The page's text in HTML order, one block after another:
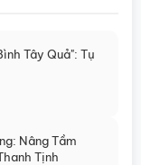
Tây Quả": Tụ
Nâng Tầm
Tịnh